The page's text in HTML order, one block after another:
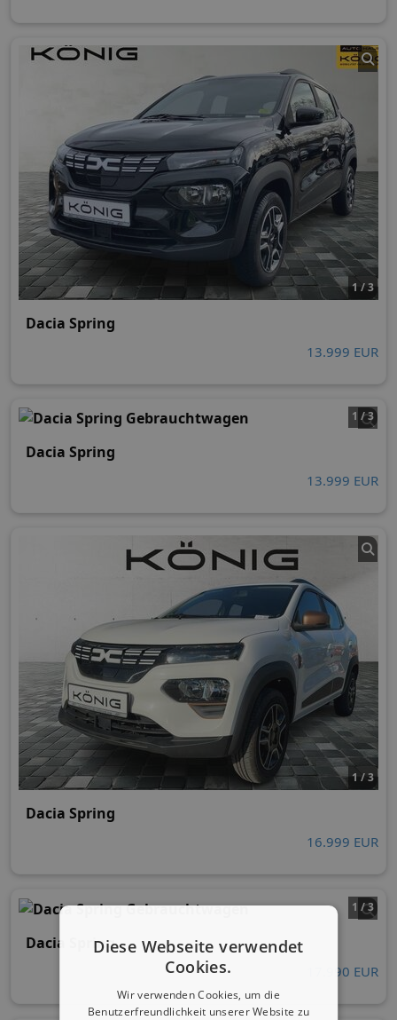
1 / 3
Dacia Spring
13.999 EUR
1 / 3
Dacia Spring
13.999 EUR
1 / 3
Dacia Spring
16.999 EUR
1 / 3
Dacia Spring
17.990 EUR
Diese Webseite verwendet
Cookies.
Wir verwenden Cookies, um die
Benutzerfreundlichkeit unserer Website zu